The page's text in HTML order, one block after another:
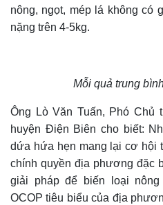
nông, ngọt, mép lá không có
nặng trên 4-5kg.
Mỗi quả trung
Ông Lò Văn Tuấn, Phó Chủ
huyện Điện Biên cho biết:
dứa hứa hẹn mang lại cơ hội
chính quyền địa phương đặc
giải pháp để biến loại
OCOP tiêu biểu của địa